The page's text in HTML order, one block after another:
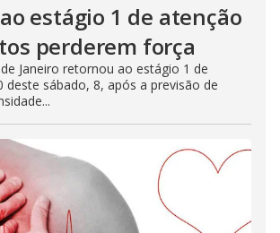
estágio 1 de atenção
perderem força
Janeiro retornou ao estágio 1 de
deste sábado, 8, após a previsão de